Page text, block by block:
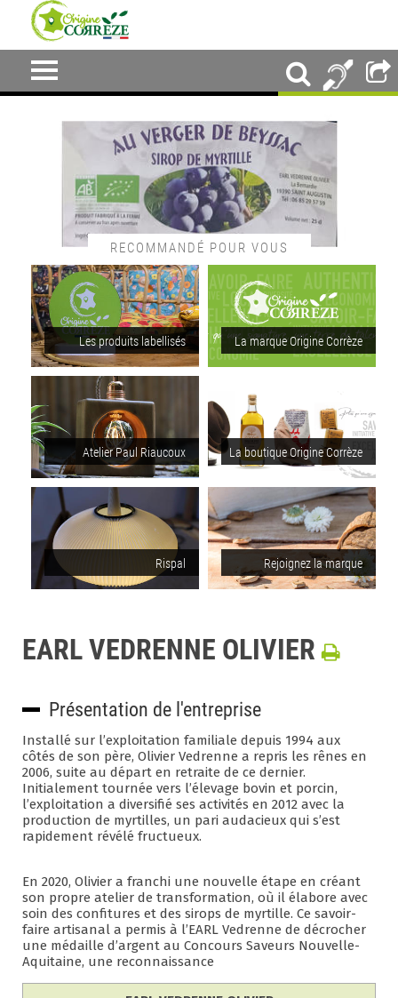
RECOMMANDÉ POUR VOUS
Les produits labellisés La marque Origine Corrèze
Atelier Paul Riaucoux La boutique Origine Corrèze
Rispal Rejoignez la marque
EARL VEDRENNE OLIVIER
Présentation de l'entreprise
Installé sur l’exploitation familiale depuis 1994 aux
côtés de son père, Olivier Vedrenne a repris les rênes en
2006, suite au départ en retraite de ce dernier.
Initialement tournée vers l’élevage bovin et porcin,
l’exploitation a diversifié ses activités en 2012 avec la
production de myrtilles, un pari audacieux qui s’est
rapidement révélé fructueux.
En 2020, Olivier a franchi une nouvelle étape en créant
son propre atelier de transformation, où il élabore avec
soin des confitures et des sirops de myrtille. Ce savoir-
faire artisanal a permis à l’EARL Vedrenne de décrocher
une médaille d’argent au Concours Saveurs Nouvelle-
Aquitaine, une reconnaissance